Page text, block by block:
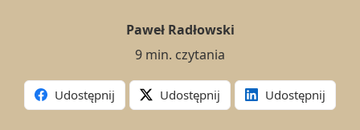
Paweł Radłowski
9 min. czytania
Udostępnij Udostępnij Udostępnij